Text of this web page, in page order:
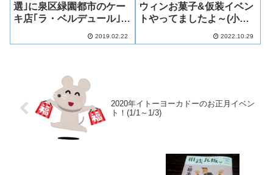
選｣に泉区緑園都市のケー
キ店｢ラ・ベルデュール｣が
2019.02.22
ウィンお菓子&仮装イベン
トやってましたよ～(小学
2022.10.29
2020年イトーヨーカドーのお正月イベン
ト！(1/1～1/3)